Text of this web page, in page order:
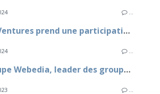
…
Aglaé Ventures prend une participation au capital de Webedia aux côtés de Fimalac
…
Le groupe Webedia, leader des groupes médias sur la vidéo sociale en France
…